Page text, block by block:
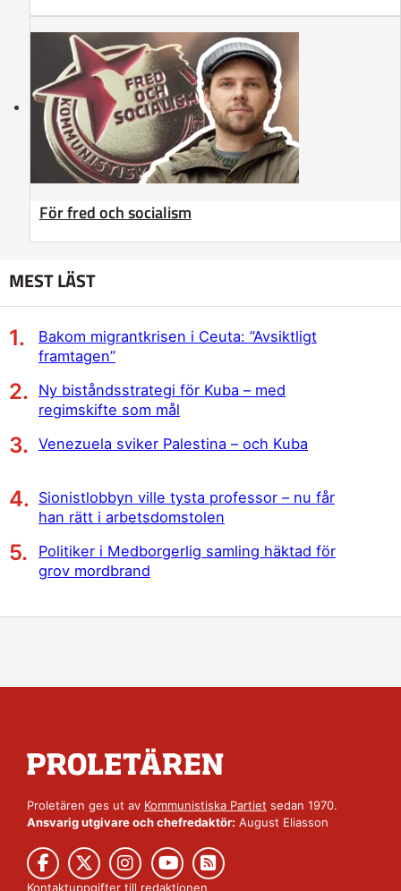
För fred och socialism
MEST LÄST
Bakom migrantkrisen i Ceuta: ”Avsiktligt
framtagen”
Ny biståndsstrategi för Kuba – med
regimskifte som mål
Venezuela sviker Palestina – och Kuba
Sionistlobbyn ville tysta professor – nu får
han rätt i arbetsdomstolen
Politiker i Medborgerlig samling häktad för
grov mordbrand
Proletären ges ut av Kommunistiska Partiet sedan 1970.
Ansvarig utgivare och chefredaktör: August Eliasson
Kontaktuppgifter till redaktionen